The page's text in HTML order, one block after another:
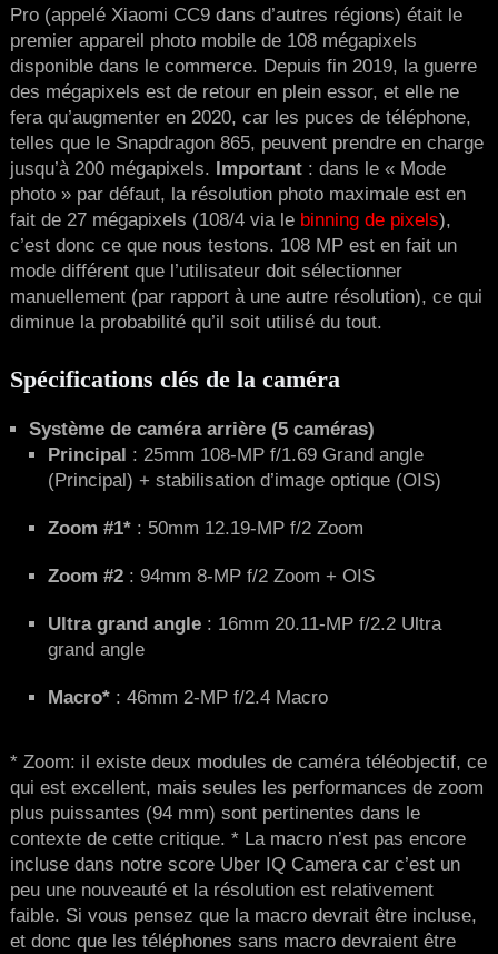
Pro (appelé Xiaomi CC9 dans d’autres régions) était le
premier appareil photo mobile de 108 mégapixels
disponible dans le commerce. Depuis fin 2019, la guerre
des mégapixels est de retour en plein essor, et elle ne
fera qu’augmenter en 2020, car les puces de téléphone,
telles que le Snapdragon 865, peuvent prendre en charge
jusqu’à 200 mégapixels. Important: dans le « Mode
photo » par défaut, la résolution photo maximale est en
fait de 27 mégapixels (108/4 via le binning de pixels),
c’est donc ce que nous testons. 108 MP est en fait un
mode différent que l’utilisateur doit sélectionner
manuellement (par rapport à une autre résolution), ce qui
diminue la probabilité qu’il soit utilisé du tout.
Spécifications clés de la caméra
Système de caméra arrière (5 caméras)
Principal : 25mm 108-MP f/1.69 Grand angle
(Principal) + stabilisation d’image optique (OIS)
Zoom #1* : 50mm 12.19-MP f/2 Zoom
Zoom #2 : 94mm 8-MP f/2 Zoom + OIS
Ultra grand angle : 16mm 20.11-MP f/2.2 Ultra
grand angle
Macro* : 46mm 2-MP f/2.4 Macro
* Zoom: il existe deux modules de caméra téléobjectif, ce
qui est excellent, mais seules les performances de zoom
plus puissantes (94 mm) sont pertinentes dans le
contexte de cette critique. * La macro n’est pas encore
incluse dans notre score Uber IQ Camera car c’est un
peu une nouveauté et la résolution est relativement
faible. Si vous pensez que la macro devrait être incluse,
et donc que les téléphones sans macro devraient être